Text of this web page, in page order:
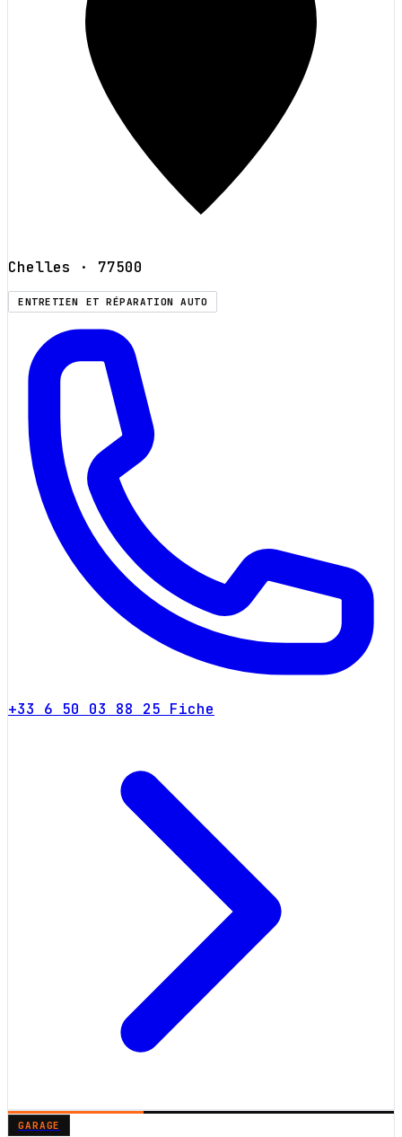
Chelles · 77500
ENTRETIEN ET RÉPARATION AUTO
+33 6 50 03 88 25 Fiche
GARAGE